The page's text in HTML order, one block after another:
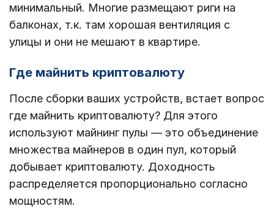
минимальный. Многие размещают риги на
балконах, т.к. там хорошая вентиляция с
улицы и они не мешают в квартире.
Где майнить криптовалюту
После сборки ваших устройств, встает вопрос
где майнить криптовалюту? Для этого
используют майнинг пулы — это объединение
множества майнеров в один пул, который
добывает криптовалюту. Доходность
распределяется пропорционально согласно
мощностям.